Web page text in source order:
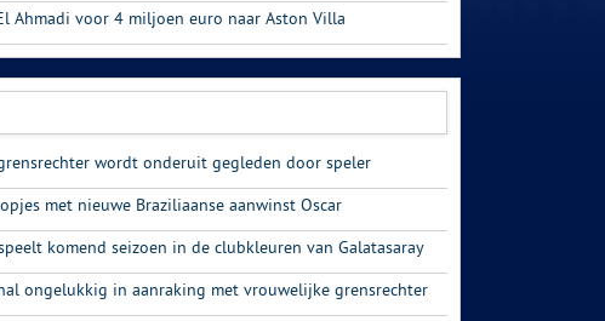
Ahmadi voor 4 miljoen euro naar Aston Villa
wordt onderuit gegleden door speler
met nieuwe Braziliaanse aanwinst Oscar
komend seizoen in de clubkleuren van Galatasaray
ongelukkig in aanraking met vrouwelijke grensrechter